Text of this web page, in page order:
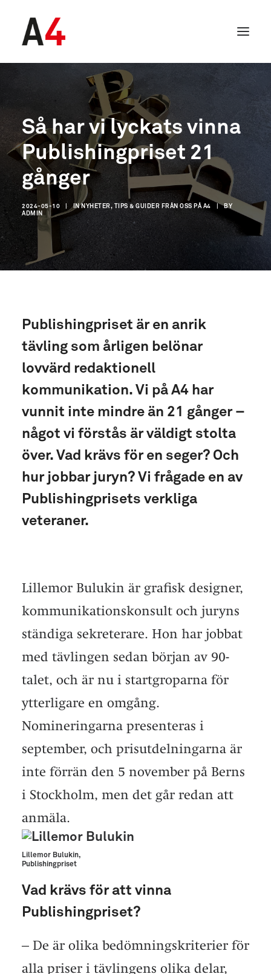
SEARCH
Så har vi lyckats vinna
Publishingpriset 21
gånger
2024-05-10 | INNYHETER, TIPS & GUIDER FRÅN OSS PÅ A4
BY
ADMIN
Publishingpriset är en anrik
tävling som årligen belönar
lovvärd redaktionell
kommunikation. Vi på A4 har
vunnit inte mindre än 21 gånger –
något vi förstås är väldigt stolta
över. Vad krävs för en seger? Och
hur jobbar juryn? Vi frågade en av
Publishingprisets verkliga
veteraner.
Lillemor Bulukin är grafisk designer,
kommunikationskonsult och juryns
ständiga sekreterare. Hon har jobbat
med tävlingen sedan början av 90-
talet, och är nu i startgroparna för
ytterligare en omgång.
Nomineringarna presenteras i
september, och prisutdelningarna är
inte förrän den 5 november på Berns
i Stockholm, men det går redan att
anmäla.
Lillemor Bulukin,
Publishingpriset
Vad krävs för att vinna
Publishingpriset?
– De är olika bedömningskriterier för
alla priser i tävlingens olika delar,